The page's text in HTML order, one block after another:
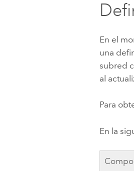
En el
una
subred
al
Para
En la